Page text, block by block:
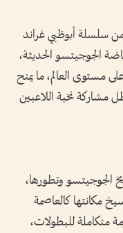
سلسلة أبوظبي غراند
الجوجيتسو الحديثة،
مستوى العالم، ما يمنح
مشاركة نخبة اللاعبين
الجوجيتسو وتطورها،
مكانتها كالعاصمة
متكاملة للبطولات،